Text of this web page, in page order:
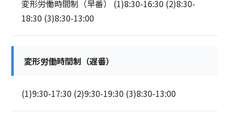
変形労働時間制（早番） (1)8:30-16:30 (2)8:30-
18:30 (3)8:30-13:00
変形労働時間制（遅番）
(1)9:30-17:30 (2)9:30-19:30 (3)8:30-13:00